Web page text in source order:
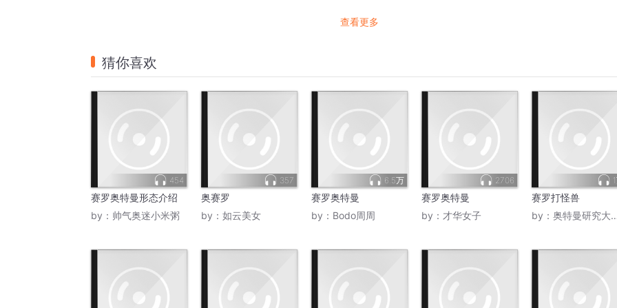
查看更多
猜你喜欢
454
赛罗奥特曼形态介绍
by： 帅气奥迷小米粥
357
奥赛罗
by： 如云美女
6.5万
赛罗奥特曼
by： Bodo周周
2706
赛罗奥特曼
by： 才华女子
赛罗打怪兽
by： 奥特曼研究大中心